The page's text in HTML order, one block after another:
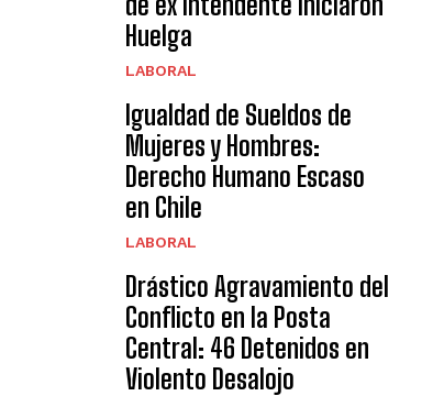
Huelga
LABORAL
Igualdad de Sueldos de
Mujeres y Hombres:
Derecho Humano Escaso
en Chile
LABORAL
Drástico Agravamiento del
Conflicto en la Posta
Central: 46 Detenidos en
Violento Desalojo